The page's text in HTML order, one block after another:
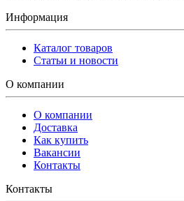
Информация
Каталог товаров
Статьи и новости
О компании
О компании
Доставка
Как купить
Вакансии
Контакты
Контакты